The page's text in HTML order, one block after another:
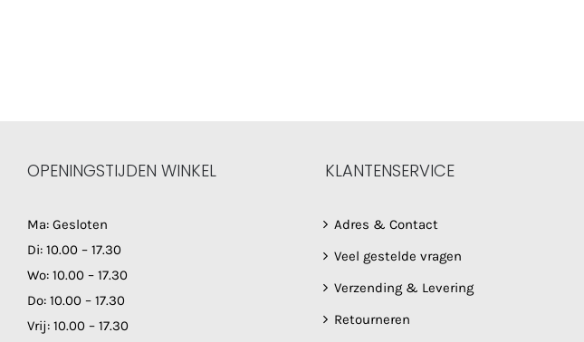
OPENINGSTIJDEN WINKEL
Ma: Gesloten
Di: 10.00 – 17.30
Wo: 10.00 – 17.30
Do: 10.00 – 17.30
Vrij: 10.00 – 17.30
KLANTENSERVICE
Adres & Contact
Veel gestelde vragen
Verzending & Levering
Retourneren